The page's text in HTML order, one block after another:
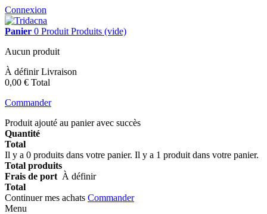
Connexion
Panier 0 Produit Produits (vide)
Aucun produit
À définirLivraison
0,00 € Total
Commander
Produit ajouté au panier avec succès
Quantité
Total
Il y a 0 produits dans votre panier. Il y a 1 produit dans votre panier.
Total produits
Frais de port À définir
Total
Continuer mes achats Commander
Menu